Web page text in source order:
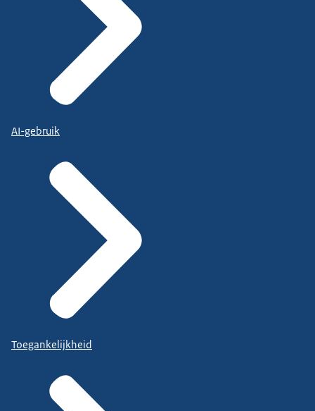
AI-gebruik
Toegankelijkheid